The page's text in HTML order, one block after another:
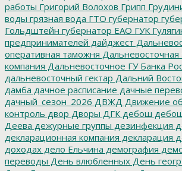
работы Григорий Волохов Грипп
воды грязная вода ГТО губернатор
Гольдштейн губернатор ЕАО ГУК
предпринимателей дайджест
оперативная таможня Дальневосточная
компания Дальневосточное ГУ Банка
дальневосточный гектар Дальний
дамба дачное расписание дачные
дачный_сезон_2026 ДВЖД Движение
контроль двор Дворы ДГК дебош
Деева дежурные группы дезинфекция
декларационная компания декларация
доходах дело Ельчина демография
переводы День влюбленных День